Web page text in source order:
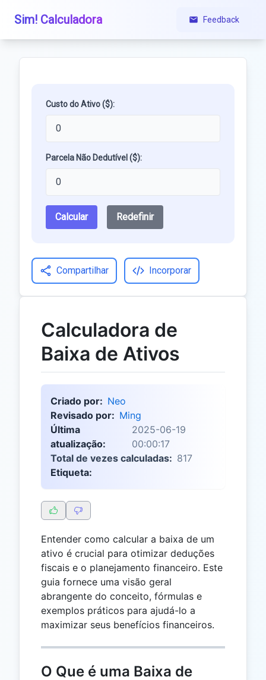
Sim! Calculadora Feedback
Custo do Ativo ($):
Parcela Não Dedutível ($):
Calcular Redefinir
Compartilhar Incorporar
Calculadora de
Baixa de Ativos
Criado por: Neo
Revisado por: Ming
Última
atualização:
2025-06-19
00:00:17
Total de vezes calculadas: 817
Etiqueta:
Entender como calcular a baixa de um
ativo é crucial para otimizar deduções
fiscais e o planejamento financeiro. Este
guia fornece uma visão geral
abrangente do conceito, fórmulas e
exemplos práticos para ajudá-lo a
maximizar seus benefícios financeiros.
O Que é uma Baixa de